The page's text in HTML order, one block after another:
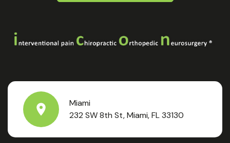
Miami
232 SW 8th St, Miami, FL 33130